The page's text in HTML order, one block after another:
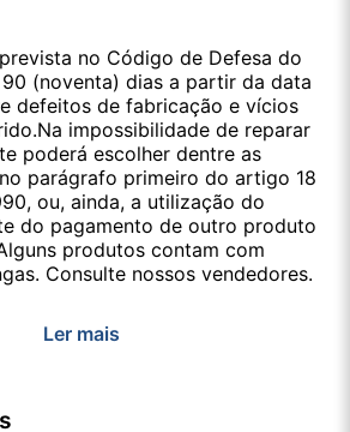
no Código de Defesa do
(noventa) dias a partir da data
defeitos de fabricação e vícios
impossibilidade de reparar
poderá escolher dentre as
parágrafo primeiro do artigo 18
ou, ainda, a utilização do
do pagamento de outro produto
produtos contam com
Consulte nossos vendedores.
Ler mais